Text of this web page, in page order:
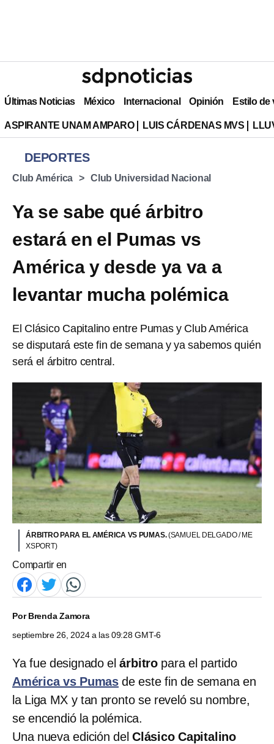
Últimas Noticias México Internacional Opinión Estilo de
ASPIRANTE UNAM AMPARO LUIS CÁRDENAS MVS
DEPORTES
Club América Club Universidad Nacional
Ya se sabe qué árbitro
estará en el Pumas vs
América y desde ya va a
levantar mucha polémica
El Clásico Capitalino entre Pumas y Club América
se disputará este fin de semana y ya sabemos quién
será el árbitro central.
ÁRBITRO PARA EL AMÉRICA VS PUMAS.(SAMUEL DELGADO / ME
XSPORT)
Compartir en
PorBrenda Zamora
septiembre 26, 2024 a las 09:28 GMT-6
Ya fue designado el árbitro para el partido
América vs Pumas de este fin de semana en
la Liga MX y tan pronto se reveló su nombre,
se encendió la polémica.
Una nueva edición del Clásico Capitalino